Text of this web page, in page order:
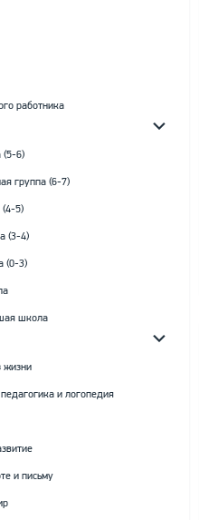
работника
(5-6)
группа (6-7)
(4-5)
(3-4)
(0-3)
школа
жизни
и логопедия
и письму